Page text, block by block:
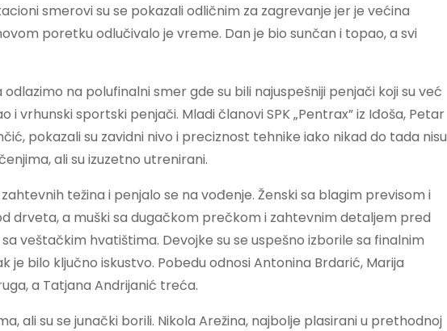
smerovi su se pokazali odličnim za zagrevanje jer je većina
poretku odlučivalo je vreme. Dan je bio sunčan i topao, a svi
na polufinalni smer gde su bili najuspešniji penjači koji su već
i vrhunski sportski penjači. Mladi članovi SPK „Pentrax” iz Iđoša, Petar
pokazali su zavidni nivo i preciznost tehnike iako nikad do tada nisu
ali su izuzetno utrenirani.
težina i penjalo se na vođenje. Ženski sa blagim previsom i
drveta, a muški sa dugačkom prečkom i zahtevnim detaljem pred
veštačkim hvatištima. Devojke su se uspešno izborile sa finalnim
je bilo ključno iskustvo. Pobedu odnosi Antonina Brdarić, Marija
a Tatjana Andrijanić treća.
ali su se junački borili. Nikola Arežina, najbolje plasirani u prethodnoj